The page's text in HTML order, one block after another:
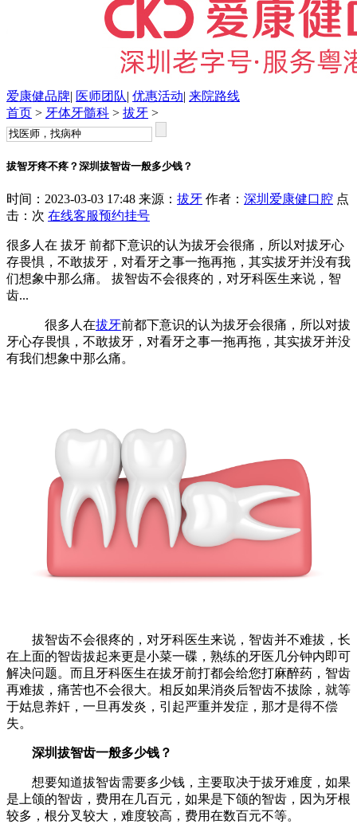
爱康健品牌| 医师团队| 优惠活动| 来院路线
首页 > 牙体牙髓科 > 拔牙 >
拔智牙疼不疼？深圳拔智齿一般多少钱？
时间：2023-03-03 17:48 来源： 拔牙 作者： 深圳爱康健口腔 点
击： 次 在线客服预约挂号
很多人在 拔牙 前都下意识的认为拔牙会很痛，所以对拔牙心
存畏惧，不敢拔牙，对看牙之事一拖再拖，其实拔牙并没有我
们想象中那么痛。 拔智齿不会很疼的，对牙科医生来说，智
齿...
很多人在拔牙前都下意识的认为拔牙会很痛，所以对拔
牙心存畏惧，不敢拔牙，对看牙之事一拖再拖，其实拔牙并没
有我们想象中那么痛。
拔智齿不会很疼的，对牙科医生来说，智齿并不难拔，长
在上面的智齿拔起来更是小菜一碟，熟练的牙医几分钟内即可
解决问题。而且牙科医生在拔牙前打都会给您打麻醉药，智齿
再难拔，痛苦也不会很大。相反如果消炎后智齿不拔除，就等
于姑息养奸，一旦再发炎，引起严重并发症，那才是得不偿
失。
深圳拔智齿一般多少钱？
想要知道拔智齿需要多少钱，主要取决于拔牙难度，如果
是上颌的智齿，费用在几百元，如果是下颌的智齿，因为牙根
较多，根分叉较大，难度较高，费用在数百元不等。